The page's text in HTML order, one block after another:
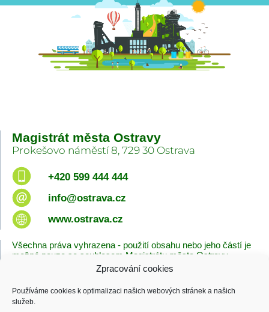
Zpracování cookies
Používáme cookies k optimalizaci našich webových stránek a našich
služeb.
Magistrát města Ostravy
Prokešovo náměstí 8, 729 30 Ostrava
+420 599 444 444
info@ostrava.cz
www.ostrava.cz
Všechna práva vyhrazena - použití obsahu nebo jeho částí je
možné pouze se souhlasem Magistrátu města Ostravy.
Zásady cookies
Poslední změna